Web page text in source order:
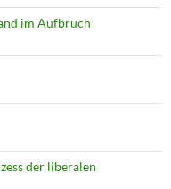
im Aufbruch
der liberalen